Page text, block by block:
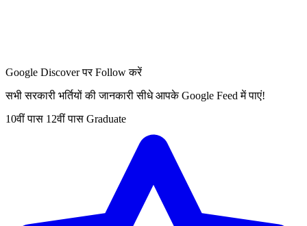
Google Discover पर Follow करें
सभी सरकारी भर्तियों की जानकारी सीधे आपके Google Feed में पाएं!
10वीं पास 12वीं पास Graduate